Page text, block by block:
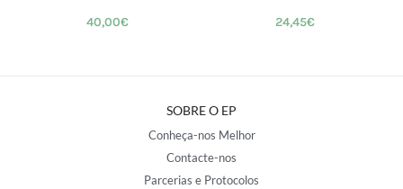
40,00€ 24,45€
SOBRE O EP
Conheça-nos Melhor
Contacte-nos
Parcerias e Protocolos